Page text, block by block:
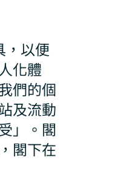
，以便
化體
們的個
及流動
」。閣
閣下在